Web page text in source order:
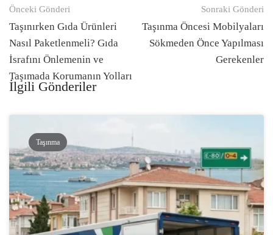
Gönderi
navigasyonu
Önceki Gönderi
Taşınırken Gıda Ürünleri
Nasıl Paketlenmeli? Gıda
İsrafını Önlemenin ve
Taşımada Korumanın Yolları
Sonraki Gönderi
Taşınma Öncesi Mobilyaları
Sökmeden Önce Yapılması
Gerekenler
İlgili Gönderiler
Taşınma